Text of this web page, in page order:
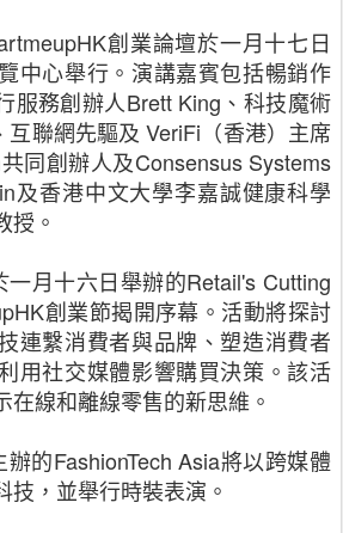
創業論壇於一月十七日
中心舉行。演講嘉賓包括暢銷作
服務創辦人Brett King、科技魔術
互聯網先驅及 VeriFi（香港）主席
同創辦人及Consensus Systems
及香港中文大學李嘉誠健康科學
授。
一月十六日舉辦的Retail's Cutting
創業節揭開序幕。活動將探討
連繫消費者與品牌、塑造消費者
用社交媒體影響購買決策。該活
在線和離線零售的新思維。
的FashionTech Asia將以跨媒體
技，並舉行時裝表演。